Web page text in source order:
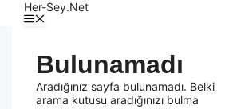
Her-Sey.Net
Bulunamadı
Aradığınız sayfa bulunamadı. Belki
arama kutusu aradığınızı bulma